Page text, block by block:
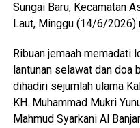
Sungai Baru, Kecamatan
Laut, Minggu (14/6/2026)
‎Ribuan jemaah memadati
lantunan selawat dan doa
dihadiri sejumlah ulama
KH. Muhammad Mukri
Mahmud Syarkani Al